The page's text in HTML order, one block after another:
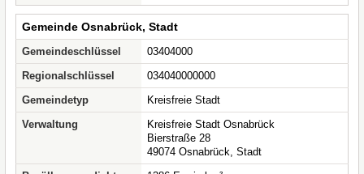
Gemeinde Osnabrück, Stadt
Gemeindeschlüssel
03404000
Regionalschlüssel
034040000000
Gemeindetyp
Kreisfreie Stadt
Verwaltung
Kreisfreie Stadt Osnabrück
Bierstraße 28
49074 Osnabrück, Stadt